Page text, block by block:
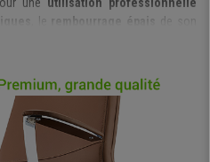
une utilisation professionnelle
, le rembourrage épais
de son
que ses
modèle adapté aux personnes de
taille moyenne apprécieront les
une plus grande
offrira un soutien complémentaire et